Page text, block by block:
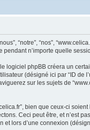
“notre”, “nos”,
n’importe quelle
logiciel phpBB créera un
(désigné ici par “ID de
sur les sujets de
bien que ceux-ci
Ceci peut être, et n’est
et lors d’une connexion